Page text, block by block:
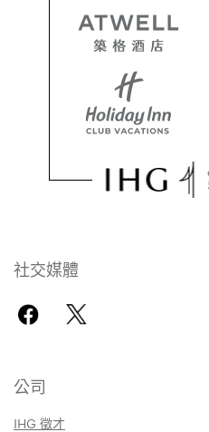
社交媒體
公司
IHG 徵才